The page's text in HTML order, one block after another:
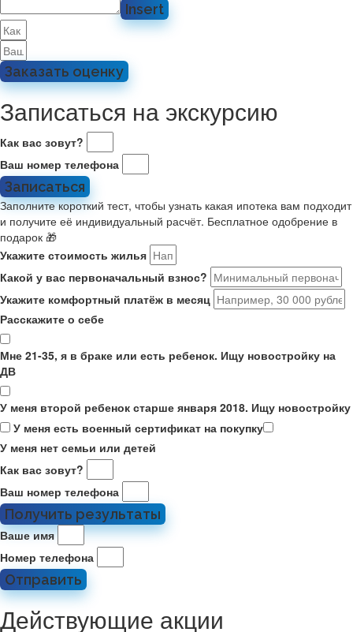
Insert
Заказать оценку
Записаться на экскурсию
Как вас зовут?
Ваш номер телефона
Записаться
Заполните короткий тест, чтобы узнать какая ипотека вам подходит
и получите её индивидуальный расчёт. Бесплатное одобрение в
подарок 🎁
Укажите стоимость жилья
Какой у вас первоначальный взнос?
Укажите комфортный платёж в месяц
Расскажите о себе
Мне 21-35, я в браке или есть ребенок. Ищу новостройку на
ДВ
У меня второй ребенок старше января 2018. Ищу новостройку
У меня есть военный сертификат на покупку
У меня нет семьи или детей
Как вас зовут?
Ваш номер телефона
Получить результаты
Ваше имя
Номер телефона
Отправить
Действующие акции